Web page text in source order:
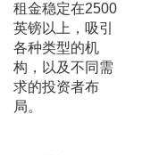
租金稳定在2500
英镑以上，吸引
各种类型的机
构，以及不同需
求的投资者布
局。